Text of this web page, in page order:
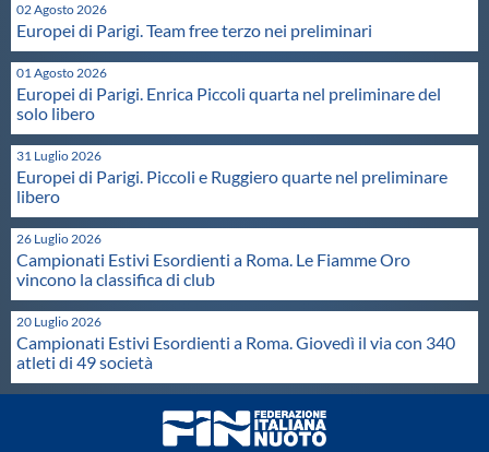
02 Agosto 2026
Europei di Parigi. Team free terzo nei preliminari
01 Agosto 2026
Europei di Parigi. Enrica Piccoli quarta nel preliminare del
solo libero
31 Luglio 2026
Europei di Parigi. Piccoli e Ruggiero quarte nel preliminare
libero
26 Luglio 2026
Campionati Estivi Esordienti a Roma. Le Fiamme Oro
vincono la classifica di club
20 Luglio 2026
Campionati Estivi Esordienti a Roma. Giovedì il via con 340
atleti di 49 società